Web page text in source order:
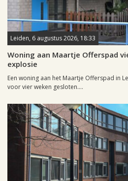
Leiden, 6 augustus 2026, 18:33
Woning aan Maartje Offerspad
explosie
Een woning aan het Maartje Offerspad in
voor vier weken gesloten....